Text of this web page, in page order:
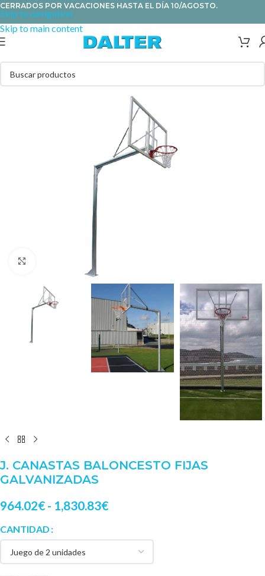
Skip to navigation
Skip to main content
CERRADOS POR VACACIONES HASTA EL DÍA 10/AGOSTO.
J. CANASTAS BALONCESTO FIJAS
GALVANIZADAS
964.02€ - 1,830.83€
CANTIDAD